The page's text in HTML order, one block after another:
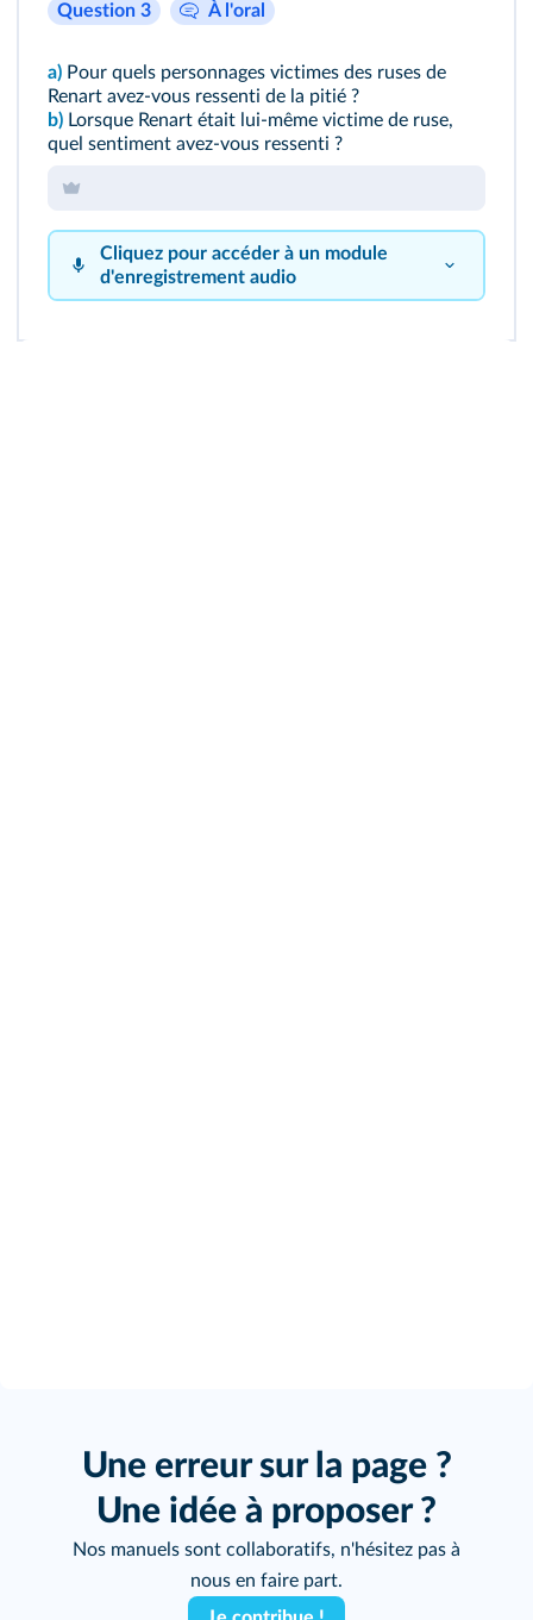
Question 3 À l'oral
a) Pour quels personnages victimes des ruses de
Renart avez-vous ressenti de la pitié ?
b) Lorsque Renart était lui-même victime de ruse,
quel sentiment avez-vous ressenti ?
Cliquez pour accéder à un module
d'enregistrement audio
Une erreur sur la page ?
Une idée à proposer ?
Nos manuels sont collaboratifs, n'hésitez pas à
nous en faire part.